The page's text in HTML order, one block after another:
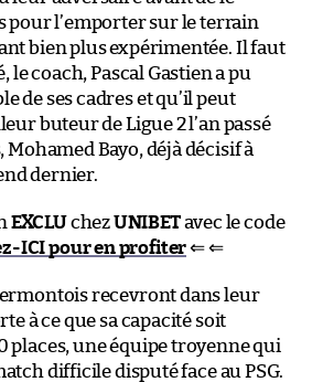
pour l’emporter sur le terrain
bien plus expérimentée. Il faut
le coach, Pascal Gastien a pu
de ses cadres et qu’il peut
buteur de Ligue 2 l’an passé
Mohamed Bayo, déjà décisif à
dernier.
EXCLUchezUNIBETavec le code
ICI pour en profiter⇐ ⇐
recevront dans leur
à ce que sa capacité soit
places, une équipe troyenne qui
difficile disputé face au PSG.